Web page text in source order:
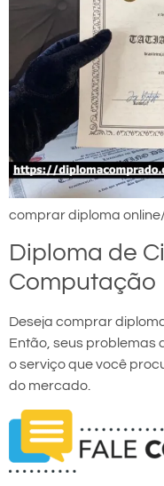
comprar diploma
Diploma de
Computação
Deseja comprar
Então, seus problemas
o serviço que você
do mercado.